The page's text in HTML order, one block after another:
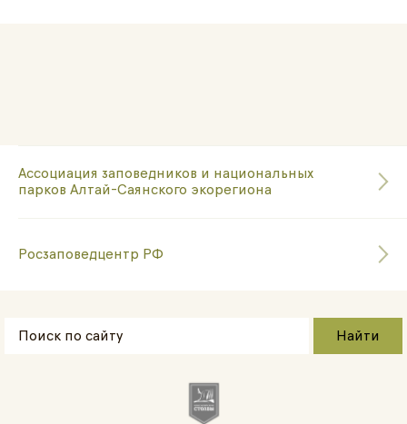
Ассоциация заповедников и национальных
парков Алтай-Саянского экорегиона
Росзаповедцентр РФ